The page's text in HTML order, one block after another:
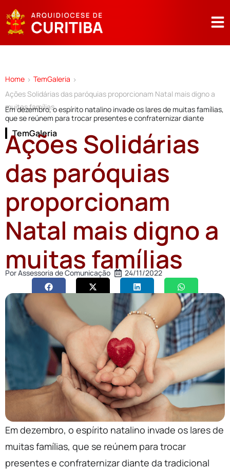
Home > TemGaleria >
Ações Solidárias das paróquias proporcionam Natal mais digno a
muitas famílias
Em dezembro, o espírito natalino invade os lares de muitas famílias,
que se reúnem para trocar presentes e confraternizar diante
TemGaleria
Ações Solidárias
das paróquias
proporcionam
Natal mais digno a
muitas famílias
PorAssessoria de Comunicação 24/11/2022
Em dezembro, o espírito natalino invade os lares de
muitas famílias, que se reúnem para trocar
presentes e confraternizar diante da tradicional